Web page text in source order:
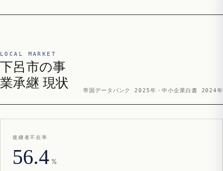
LOCAL MARKET
下呂市の事
業承継 現状
帝国データバンク 2025年・中小企業白書 2024年
後継者不在率
56.4 %